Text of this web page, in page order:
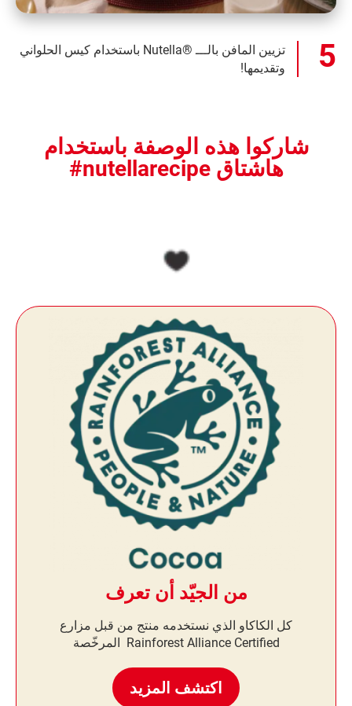
تزيين المافن بالـــ ®Nutella باستخدام كيس الحلواني
وتقديمها!
شاركوا هذه الوصفة باستخدام
هاشتاق nutellarecipe#
من الجيّد أن تعرف
كل الكاكاو الذي نستخدمه منتج من قبل مزارع
Rainforest Alliance Certified المرخّصة
اكتشف المزيد